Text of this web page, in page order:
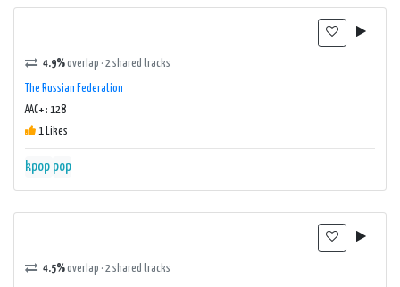
4.9%overlap · 2 shared tracks
The Russian Federation
AAC+ : 128
1 Likes
kpop pop
4.5%overlap · 2 shared tracks